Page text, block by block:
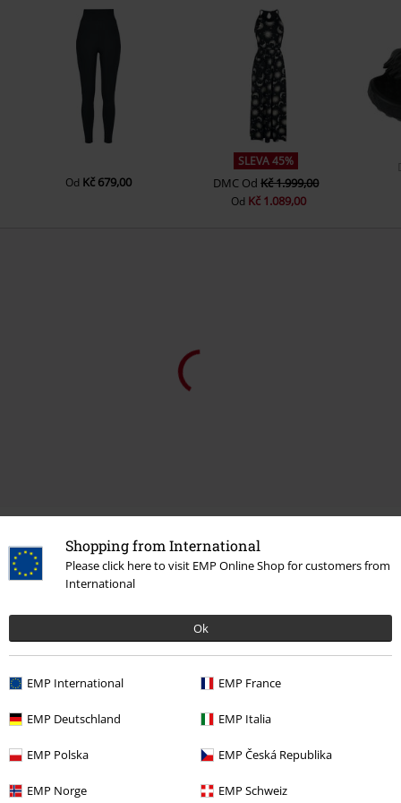
Shopping from International
Please click here to visit EMP Online Shop for customers from
International
Ok
EMP International EMP France
EMP Deutschland EMP Italia
EMP Polska EMP Česká Republika
EMP Norge EMP Schweiz
Od Kč 679,00
SLEVA 45%
DMC OdKč 1.999,00
Od Kč 1.089,00
OdKč 599,00 Kč 1.499,00
Podělte se o váš názor "Totem".
Napsat hodnocení